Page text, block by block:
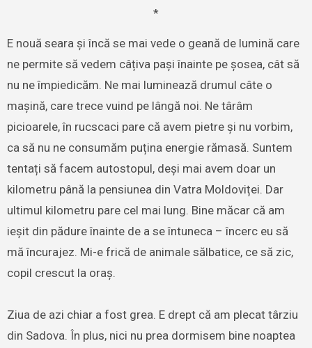
*
E nouă seara și încă se mai vede o geană de lumină care
ne permite să vedem câțiva pași înainte pe șosea, cât să
nu ne împiedicăm. Ne mai luminează drumul câte o
mașină, care trece vuind pe lângă noi. Ne târâm
picioarele, în rucscaci pare că avem pietre și nu vorbim,
ca să nu ne consumăm puțina energie rămasă. Suntem
tentați să facem autostopul, deși mai avem doar un
kilometru până la pensiunea din Vatra Moldoviței. Dar
ultimul kilometru pare cel mai lung. Bine măcar că am
ieșit din pădure înainte de a se întuneca – încerc eu să
mă încurajez. Mi-e frică de animale sălbatice, ce să zic,
copil crescut la oraș.
Ziua de azi chiar a fost grea. E drept că am plecat târziu
din Sadova. În plus, nici nu prea dormisem bine noaptea